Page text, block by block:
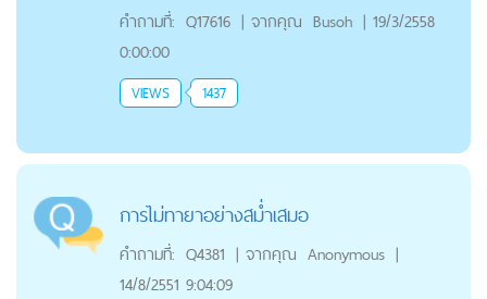
คำถามที่: Q17616 | จากคุณ Busoh | 19/3/2558
0:00:00
VIEWS 1437
การไม่ทายาอย่างสม่ำเสมอ
คำถามที่: Q4381 | จากคุณ Anonymous |
14/8/2551 9:04:09